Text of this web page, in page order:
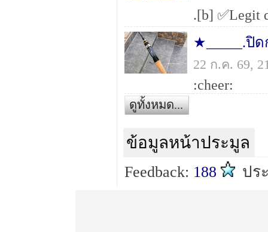
★_____.ปิ
22 ก.ค. 69,
:cheer:
ดูทั้งหมด...
ข้อมูลหน้าประมูล
Feedback: 188 ปร